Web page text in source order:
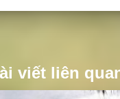
viết liên